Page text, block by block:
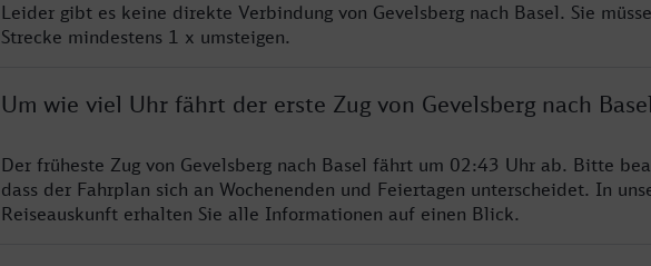
Leider gibt es keine direkte Verbindung von Gevelsberg nach Basel. Sie
Strecke mindestens 1 x umsteigen.
Um wie viel Uhr fährt der erste Zug von Gevelsberg nach
Der früheste Zug von Gevelsberg nach Basel fährt um 02:43 Uhr ab. Bitte
dass der Fahrplan sich an Wochenenden und Feiertagen unterscheidet. In
Reiseauskunft erhalten Sie alle Informationen auf einen Blick.